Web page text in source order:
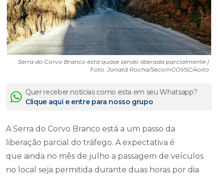
Serra do Corvo Branco está quase sendo liberada parcialmente |
Foto: Jonatã Rocha/SecomGOVSC/4oito
Quer receber notícias como esta em seu Whatsapp?
Clique aqui e entre para nosso grupo
A Serra do Corvo Branco está a um passo da
liberação parcial do tráfego. A expectativa é
que ainda no mês de julho a passagem de veículos
no local seja permitida durante duas horas por dia.